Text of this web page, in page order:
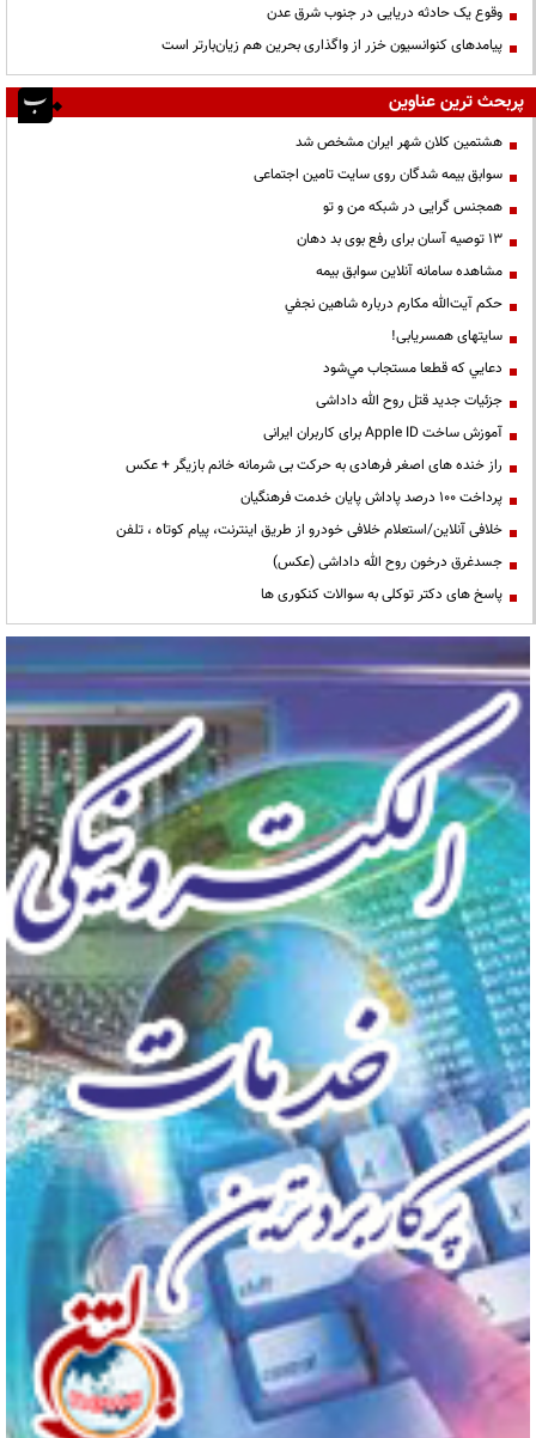
وقوع یک حادثه دریایی در جنوب شرق عدن
پیامدهای کنوانسیون خزر از واگذاری بحرین هم زیان‌بارتر است
پربحث ترین عناوین
هشتمین کلان شهر ایران مشخص شد
سوابق بیمه شدگان روی سایت تامین اجتماعی
همجنس گرایی در شبکه من و تو
13 توصیه آسان برای رفع بوی بد دهان
مشاهده سامانه آنلاين سوابق بیمه
حكم آيت‌الله مكارم درباره شاهين نجفي
سایتهای همسریابی!
دعايي كه قطعا مستجاب مي‌شود
جزئیات جدید قتل روح الله داداشی
آموزش ساخت Apple ID برای کاربران ایرانی
راز خنده های اصغر فرهادی به حرکت بی شرمانه خانم بازیگر + عکس
پرداخت ۱۰۰ درصد پاداش پایان خدمت فرهنگیان
خلافی آنلاین/استعلام خلافی خودرو از طریق اینترنت، پیام کوتاه ، تلفن
جسدغرق درخون روح الله داداشی (عکس)
پاسخ های دکتر توکلی به سوالات کنکوری ها